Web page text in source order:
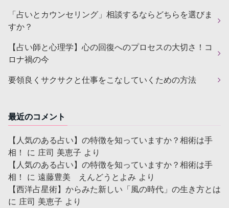
「占いとカウンセリング」相談するならどちらを選びま
すか？
【占い師と心理学】心の回復へのプロセスの大切さ！コ
ロナ禍の今
要領良くサクサクと仕事をこなしていくための方法
最近のコメント
【人気のある占い】の特徴を知っていますか？相術は手
相！
に 庄司 美恵子 より
【人気のある占い】の特徴を知っていますか？相術は手
相！
に 遠藤豊美 えんどうとよみ より
【西洋占星術】からみた新しい「風の時代」の生き方とは
に 庄司 美恵子 より